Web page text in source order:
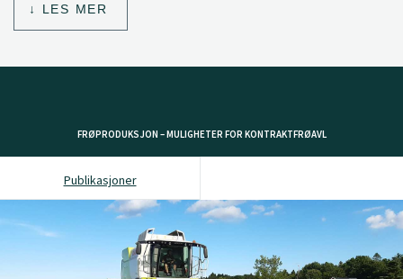
LES MER
FRØPRODUKSJON – MULIGHETER FOR KONTRAKTFRØAVL
Publikasjoner